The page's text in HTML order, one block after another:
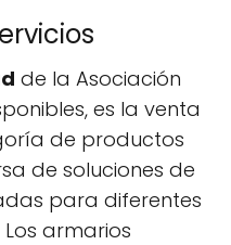
de la Asociación
es la venta
de productos
de soluciones de
para diferentes
armarios